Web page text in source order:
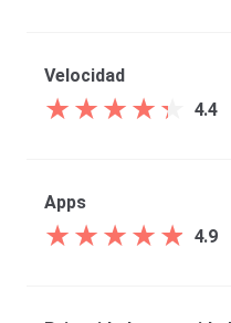
Velocidad
★ ★ ★ ★ ★
★ ★ ★ ★ ★ 4.4
Apps
★ ★ ★ ★ ★
★ ★ ★ ★ ★ 4.9